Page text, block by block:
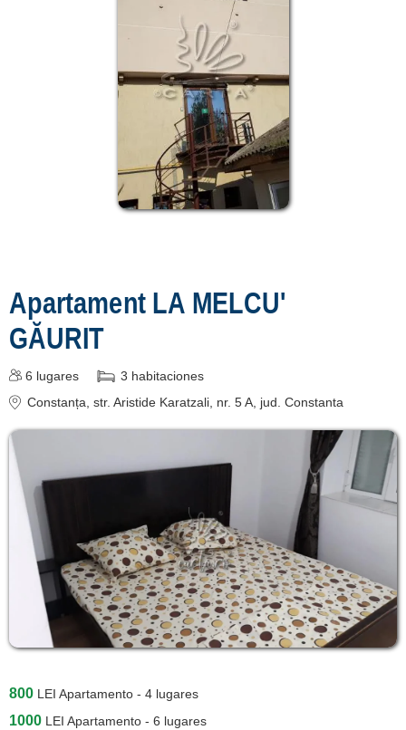
Apartament LA MELCU'
GĂURIT
6 lugares 3 habitaciones
Constanța , str. Aristide Karatzali, nr. 5 A , jud. Constanta
800 LEI Apartamento - 4 lugares
1000 LEI Apartamento - 6 lugares
Mostrar todas las